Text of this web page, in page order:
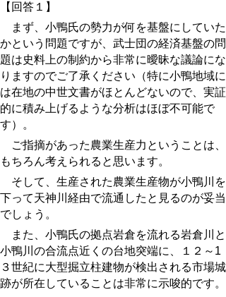
【回答１】
まず、小鴨氏の勢力が何を基盤にしていた
かという問題ですが、武士団の経済基盤の問
題は史料上の制約から非常に曖昧な議論にな
りますのでご了承ください（特に小鴨地域に
は在地の中世文書がほとんどないので、実証
的に積み上げるような分析はほぼ不可能で
す）。
ご指摘があった農業生産力ということは、
もちろん考えられると思います。
そして、生産された農業生産物が小鴨川を
下って天神川経由で流通したと見るのが妥当
でしょう。
また、小鴨氏の拠点岩倉を流れる岩倉川と
小鴨川の合流点近くの台地突端に、１２～1
３世紀に大型掘立柱建物が検出される市場城
跡が所在していることは非常に示唆的です。